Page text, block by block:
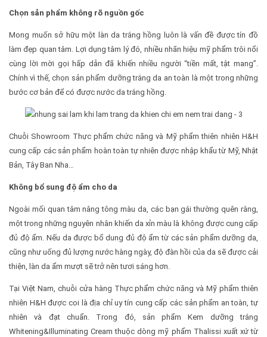
Chọn sản phẩm không rõ nguồn gốc
Mong muốn sở hữu một làn da trắng hồng luôn là vấn đề được tín đồ
làm đẹp quan tâm. Lợi dụng tâm lý đó, nhiều nhãn hiệu mỹ phẩm trôi nổi
cùng lời mời gọi hấp dẫn đã khiến nhiều người “tiền mất, tật mang”.
Chính vì thế, chọn sản phẩm dưỡng trắng da an toàn là một trong những
bước cơ bản để có được nước da trắng hồng.
Chuỗi Showroom Thực phẩm chức năng và Mỹ phẩm thiên nhiên H&H
cung cấp các sản phẩm hoàn toàn tự nhiên được nhập khẩu từ Mỹ, Nhật
Bản, Tây Ban Nha…
Không bổ sung độ ẩm cho da
Ngoài mối quan tâm nâng tông màu da, các bạn gái thường quên rằng,
một trong những nguyên nhân khiến da xỉn màu là không được cung cấp
đủ độ ẩm. Nếu da được bổ dung đủ độ ẩm từ các sản phẩm dưỡng da,
cũng như uống đủ lượng nước hàng ngày, độ đàn hồi của da sẽ được cải
thiện, làn da ẩm mượt sẽ trở nên tươi sáng hơn.
Tại Việt Nam, chuỗi cửa hàng Thực phẩm chức năng và Mỹ phẩm thiên
nhiên H&H được coi là địa chỉ uy tín cung cấp các sản phẩm an toàn, tự
nhiên và đạt chuẩn. Trong đó, sản phẩm Kem dưỡng trắng
Whitening&Illuminating Cream thuộc dòng mỹ phẩm Thalissi xuất xứ từ